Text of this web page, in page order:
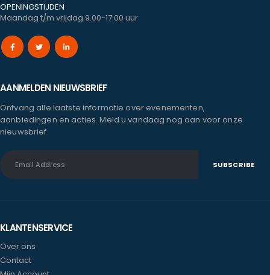
OPENINGSTIJDEN
Maandag t/m vrijdag 9.00-17.00 uur
AANMELDEN NIEUWSBRIEF
Ontvang alle laatste informatie over evenementen,
aanbiedingen en acties. Meld u vandaag nog aan voor onze
nieuwsbrief.
KLANTENSERVICE
Over ons
Contact